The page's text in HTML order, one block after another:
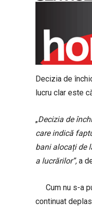
Decizia de
lucru clar este
„Decizia de
care indică
bani alocați de
a lucrărilor”, a
Cum nu s-a
continuat